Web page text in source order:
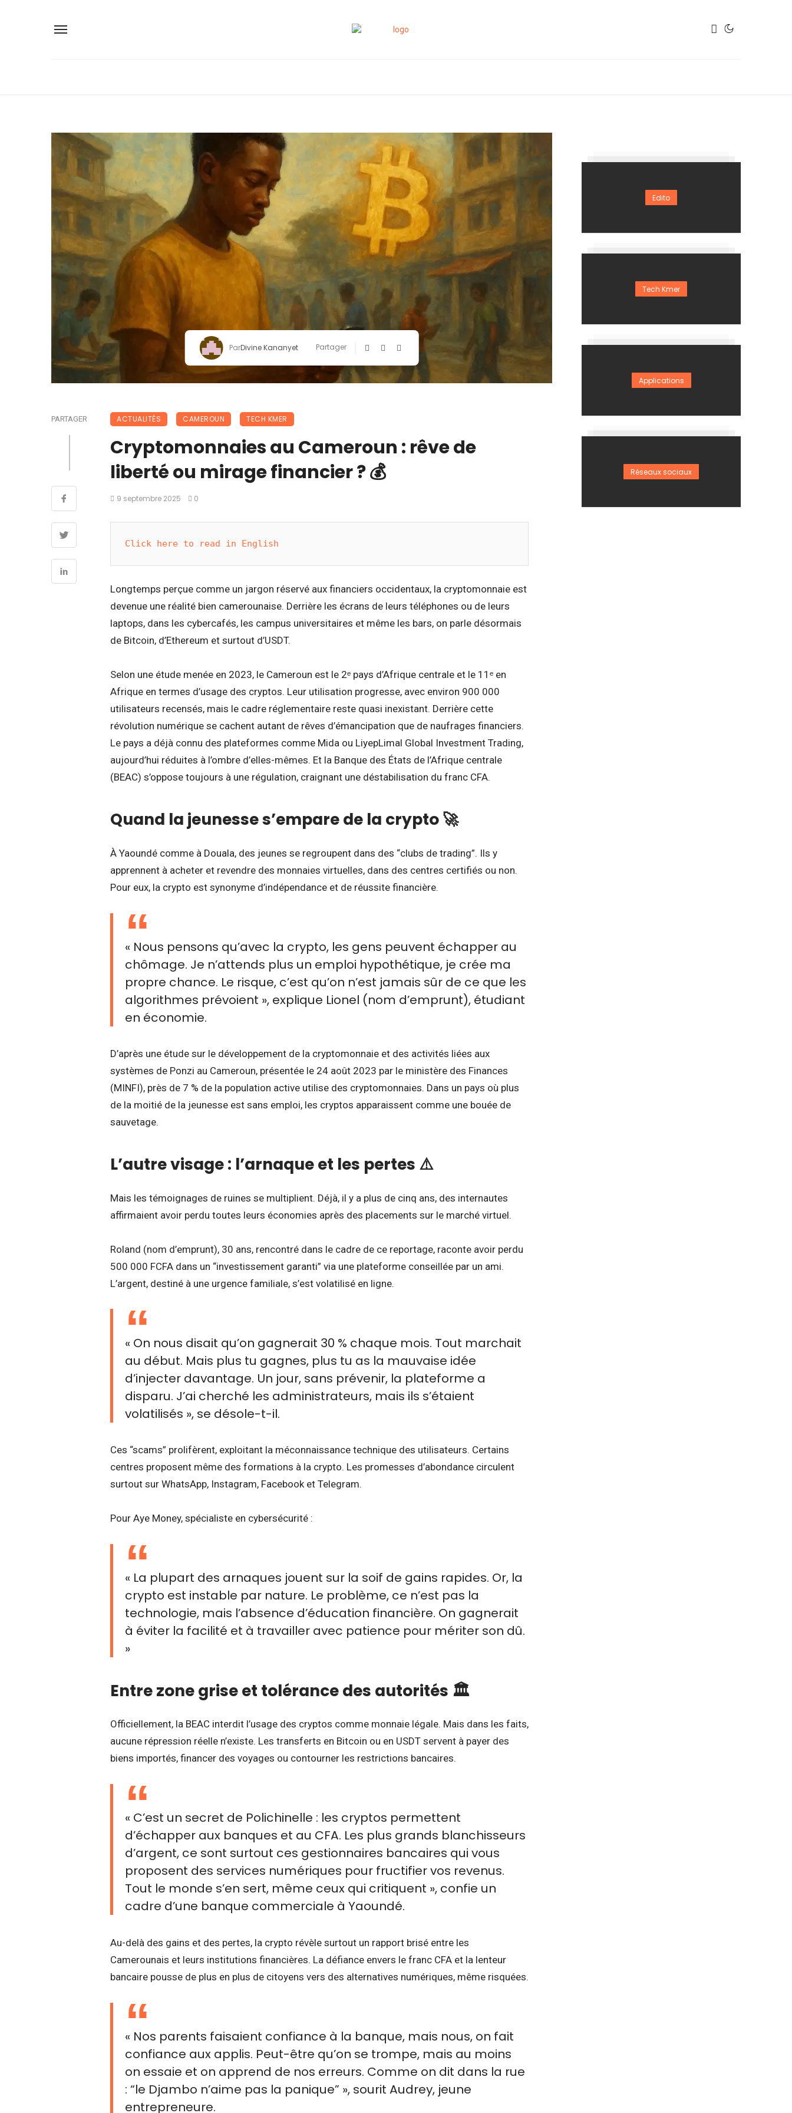
ParDivine Kananyet Partager
PARTAGER ACTUALITÉS CAMEROUN TECH KMER
Cryptomonnaies au Cameroun : rêve de
liberté ou mirage financier ? 💰
9 septembre 2025 0
Click here to read in English
Longtemps perçue comme un jargon réservé aux financiers occidentaux, la cryptomonnaie est
devenue une réalité bien camerounaise. Derrière les écrans de leurs téléphones ou de leurs
laptops, dans les cybercafés, les campus universitaires et même les bars, on parle désormais
de Bitcoin, d’Ethereum et surtout d’USDT.
Selon une étude menée en 2023, le Cameroun est le 2ᵉ pays d’Afrique centrale et le 11ᵉ en
Afrique en termes d’usage des cryptos. Leur utilisation progresse, avec environ 900 000
utilisateurs recensés, mais le cadre réglementaire reste quasi inexistant. Derrière cette
révolution numérique se cachent autant de rêves d’émancipation que de naufrages financiers.
Le pays a déjà connu des plateformes comme Mida ou LiyepLimal Global Investment Trading,
aujourd’hui réduites à l’ombre d’elles-mêmes. Et la Banque des États de l’Afrique centrale
(BEAC) s’oppose toujours à une régulation, craignant une déstabilisation du franc CFA.
Quand la jeunesse s’empare de la crypto 🚀
À Yaoundé comme à Douala, des jeunes se regroupent dans des “clubs de trading”. Ils y
apprennent à acheter et revendre des monnaies virtuelles, dans des centres certifiés ou non.
Pour eux, la crypto est synonyme d’indépendance et de réussite financière.
« Nous pensons qu’avec la crypto, les gens peuvent échapper au
chômage. Je n’attends plus un emploi hypothétique, je crée ma
propre chance. Le risque, c’est qu’on n’est jamais sûr de ce que les
algorithmes prévoient », explique Lionel (nom d’emprunt), étudiant
en économie.
D’après une étude sur le développement de la cryptomonnaie et des activités liées aux
systèmes de Ponzi au Cameroun, présentée le 24 août 2023 par le ministère des Finances
(MINFI), près de 7 % de la population active utilise des cryptomonnaies. Dans un pays où plus
de la moitié de la jeunesse est sans emploi, les cryptos apparaissent comme une bouée de
sauvetage.
L’autre visage : l’arnaque et les pertes ⚠️
Mais les témoignages de ruines se multiplient. Déjà, il y a plus de cinq ans, des internautes
affirmaient avoir perdu toutes leurs économies après des placements sur le marché virtuel.
Roland (nom d’emprunt), 30 ans, rencontré dans le cadre de ce reportage, raconte avoir perdu
500 000 FCFA dans un “investissement garanti” via une plateforme conseillée par un ami.
L’argent, destiné à une urgence familiale, s’est volatilisé en ligne.
« On nous disait qu’on gagnerait 30 % chaque mois. Tout marchait
au début. Mais plus tu gagnes, plus tu as la mauvaise idée
d’injecter davantage. Un jour, sans prévenir, la plateforme a
disparu. J’ai cherché les administrateurs, mais ils s’étaient
volatilisés », se désole-t-il.
Ces “scams” prolifèrent, exploitant la méconnaissance technique des utilisateurs. Certains
centres proposent même des formations à la crypto. Les promesses d’abondance circulent
surtout sur WhatsApp, Instagram, Facebook et Telegram.
Pour Aye Money, spécialiste en cybersécurité :
« La plupart des arnaques jouent sur la soif de gains rapides. Or, la
crypto est instable par nature. Le problème, ce n’est pas la
technologie, mais l’absence d’éducation financière. On gagnerait
à éviter la facilité et à travailler avec patience pour mériter son dû.
»
Entre zone grise et tolérance des autorités 🏛️
Officiellement, la BEAC interdit l’usage des cryptos comme monnaie légale. Mais dans les faits,
aucune répression réelle n’existe. Les transferts en Bitcoin ou en USDT servent à payer des
biens importés, financer des voyages ou contourner les restrictions bancaires.
« C’est un secret de Polichinelle : les cryptos permettent
d’échapper aux banques et au CFA. Les plus grands blanchisseurs
d’argent, ce sont surtout ces gestionnaires bancaires qui vous
proposent des services numériques pour fructifier vos revenus.
Tout le monde s’en sert, même ceux qui critiquent », confie un
cadre d’une banque commerciale à Yaoundé.
Au-delà des gains et des pertes, la crypto révèle surtout un rapport brisé entre les
Camerounais et leurs institutions financières. La défiance envers le franc CFA et la lenteur
bancaire pousse de plus en plus de citoyens vers des alternatives numériques, même risquées.
« Nos parents faisaient confiance à la banque, mais nous, on fait
confiance aux applis. Peut-être qu’on se trompe, mais au moins
on essaie et on apprend de nos erreurs. Comme on dit dans la rue
: “le Djambo n’aime pas la panique” », sourit Audrey, jeune
entrepreneure.
Edito
Tech Kmer
Applications
Réseaux sociaux